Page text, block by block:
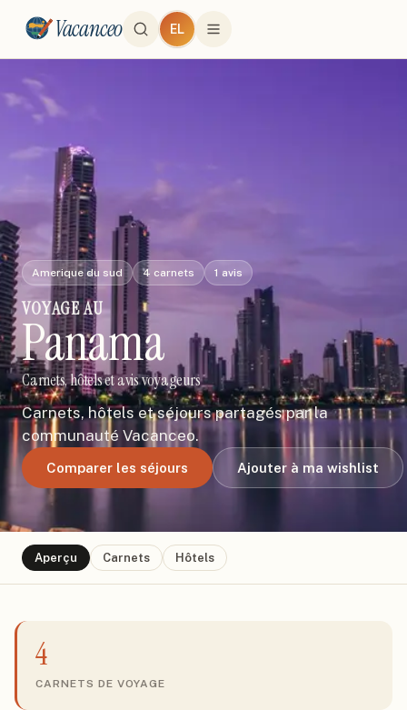
Vacanceo EL
Amerique du sud 4 carnets 1 avis
VOYAGEAU
Panama
Carnets, hôtels et avis voyageurs
Carnets, hôtels et séjours partagés par la
communauté Vacanceo.
Comparer les séjours Ajouter à ma wishlist
Aperçu Carnets Hôtels
4
CARNETS DE VOYAGE